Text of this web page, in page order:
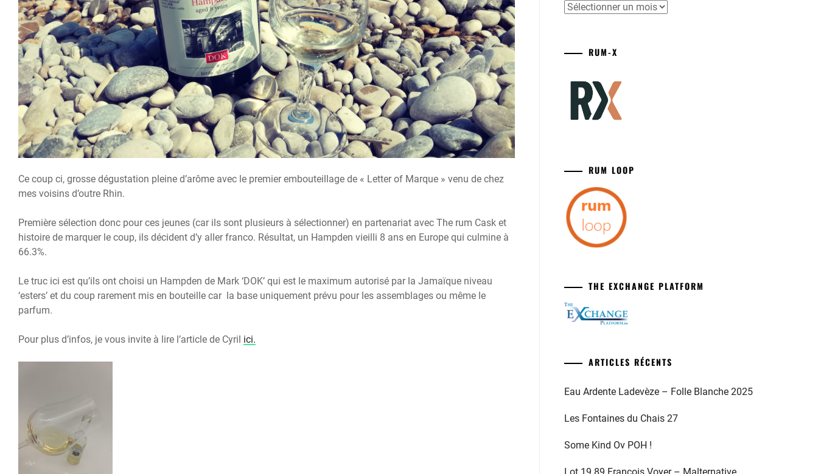
Ce coup ci, grosse dégustation pleine d’arôme avec le premier embouteillage de « Letter of Marque » venu de chez
mes voisins d’outre Rhin.
Première sélection donc pour ces jeunes (car ils sont plusieurs à sélectionner) en partenariat avec The rum Cask et
histoire de marquer le coup, ils décident d’y aller franco. Résultat, un Hampden vieilli 8 ans en Europe qui culmine à
66.3%.
Le truc ici est qu’ils ont choisi un Hampden de Mark ‘DOK’ qui est le maximum autorisé par la Jamaïque niveau
‘esters’ et du coup rarement mis en bouteille car la base uniquement prévu pour les assemblages ou même le
parfum.
Pour plus d’infos, je vous invite à lire l’article de Cyril ici.
Archives
RUM-X
RUM LOOP
THE EXCHANGE PLATFORM
ARTICLES RÉCENTS
Eau Ardente Ladevèze – Folle Blanche 2025
Les Fontaines du Chais 27
Some Kind Ov POH !